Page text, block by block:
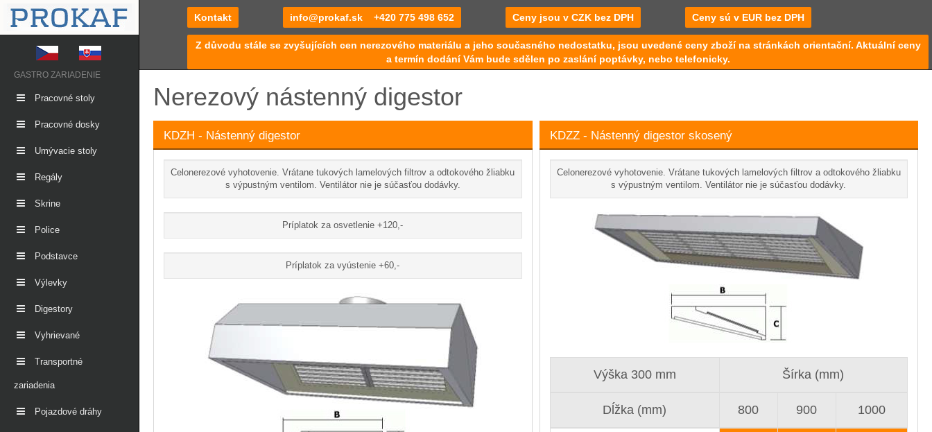
GASTRO ZARIADENIE
Pracovné stoly
Pracovné dosky
Umývacie stoly
Regály
Skrine
Police
Podstavce
Výlevky
Digestory
Vyhrievané
Transportné
zariadenia
Pojazdové dráhy
Kontakt info@prokaf.sk +420 775 498 652 Ceny jsou v CZK bez DPH Ceny sú v EUR bez DPH
Z důvodu stále se zvyšujících cen nerezového materiálu a jeho současného nedostatku, jsou uvedené ceny zboží na stránkách orientační. Aktuální ceny
a termín dodání Vám bude sdělen po zaslání poptávky, nebo telefonicky.
Nerezový nástenný digestor
KDZH - Nástenný digestor
Celonerezové vyhotovenie. Vrátane tukových lamelových filtrov a odtokového žliabku
s výpustným ventilom. Ventilátor nie je súčasťou dodávky.
Príplatok za osvetlenie +120,-
Príplatok za vyústenie +60,-
KDZZ - Nástenný digestor skosený
Celonerezové vyhotovenie. Vrátane tukových lamelových filtrov a odtokového žliabku
s výpustným ventilom. Ventilátor nie je súčasťou dodávky.
Výška 300 mm Šírka (mm)
Dĺžka (mm) 800 900 1000